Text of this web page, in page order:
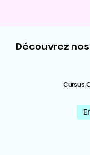
Découvrez
Cursus